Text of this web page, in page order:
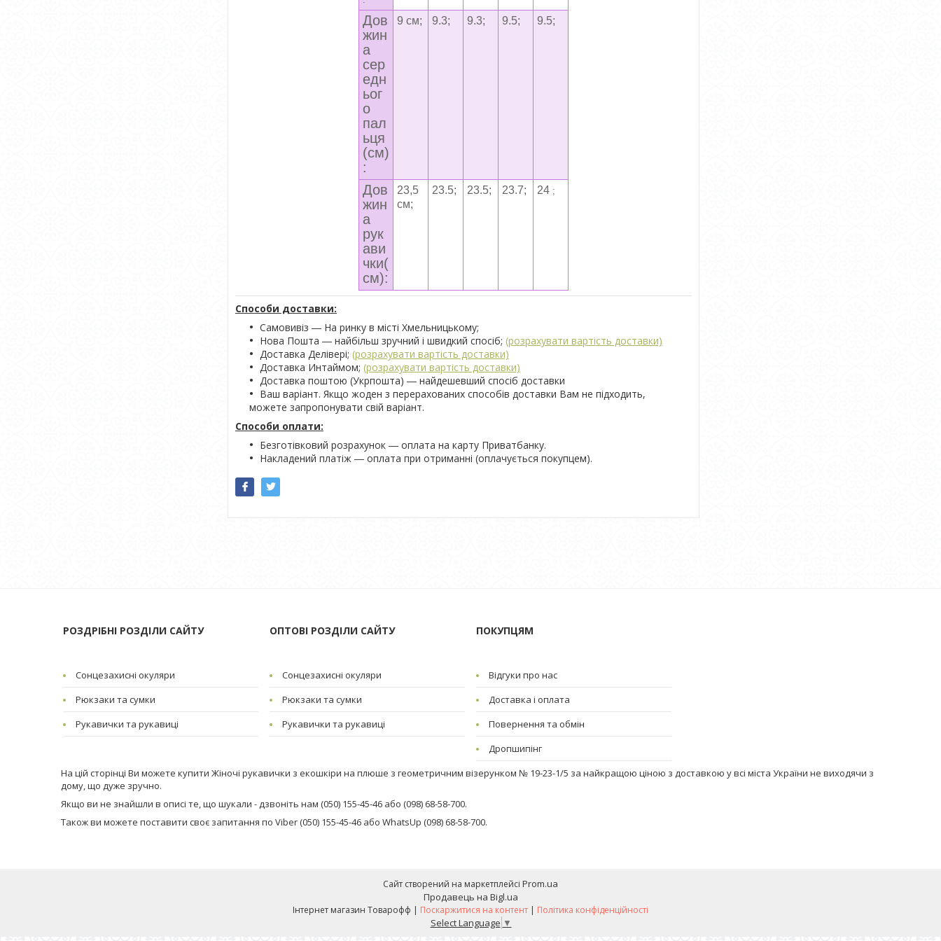
Дов
жин
а
сер
едн
ьог
о
пал
ьця
(см)
:
9 см; 9.3; 9.3; 9.5; 9.5;
Дов
жин
а
рук
ави
чки(
см):
23,5
см;
23.5; 23.5; 23.7; 24 ;
Способи доставки:
Самовивіз ― На ринку в місті Хмельницькому;
Нова Пошта ― найбільш зручний і швидкий спосіб; (розрахувати вартість доставки)
Доставка Делівері; (розрахувати вартість доставки)
Доставка Интаймом; (розрахувати вартість доставки)
Доставка поштою (Укрпошта) ― найдешевший спосіб доставки
Ваш варіант. Якщо жоден з перерахованих способів доставки Вам не підходить,
можете запропонувати свій варіант.
Способи оплати:
Безготівковий розрахунок ― оплата на карту Приватбанку.
Накладений платіж ― оплата при отриманні (оплачується покупцем).
РОЗДРІБНІ РОЗДІЛИ САЙТУ
Сонцезахисні окуляри
Рюкзаки та сумки
Рукавички та рукавиці
ОПТОВІ РОЗДІЛИ САЙТУ
Сонцезахисні окуляри
Рюкзаки та сумки
Рукавички та рукавиці
ПОКУПЦЯМ
Відгуки про нас
Доставка і оплата
Повернення та обмін
Дропшипінг
На цій сторінці Ви можете купити Жіночі рукавички з екошкіри на плюше з геометричним візерунком № 19-23-1/5 за найкращою ціною з доставкою у всі міста України не виходячи з
дому, що дуже зручно.
Якщо ви не знайшли в описі те, що шукали - дзвоніть нам (050) 155-45-46 або (098) 68-58-700.
Також ви можете поставити своє запитання по Viber (050) 155-45-46 або WhatsUp (098) 68-58-700.
Сайт створений на маркетплейсі Prom.ua
Продавець на Bigl.ua
Інтернет магазин Товарофф | Поскаржитися на контент | Політика конфіденційності
Select Language ▼